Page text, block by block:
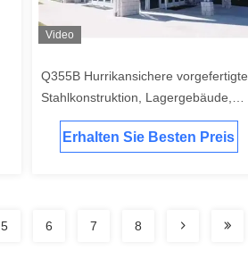
Video
Q355B Hurrikansichere vorgefertigte
Stahlkonstruktion, Lagergebäude,
feuerverzinkter Rahmen, Windlast
300 km/h
Erhalten Sie Besten Preis
5 6 7 8